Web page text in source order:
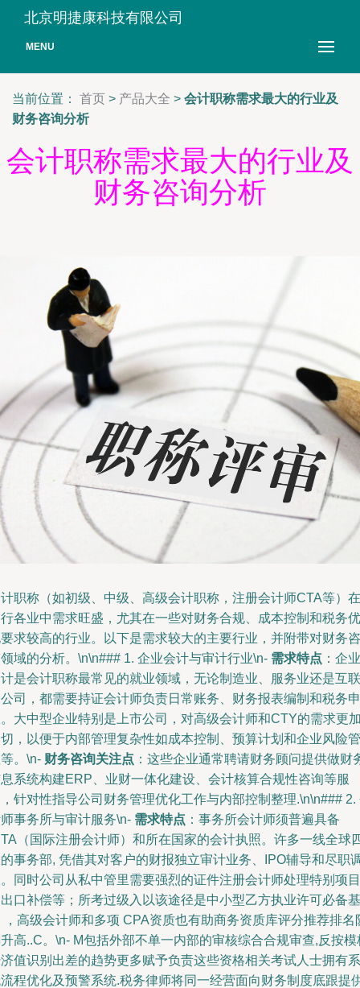
北京明捷康科技有限公司
MENU
当前位置： 首页 > 产品大全 > 会计职称需求最大的行业及
财务咨询分析
会计职称需求最大的行业及
财务咨询分析
职称（如初级、中级、高级会计职称，注册会计师CTA等）在
各业中需求旺盛，尤其在一些对财务合规、成本控制和税务优
求较高的行业。以下是需求较大的主要行业，并附带对财务咨
域的分析。\n\n### 1. 企业会计与审计行业\n- 需求特点 ：企业
是会计职称最常见的就业领域，无论制造业、服务业还是互联
司，都需要持证会计师负责日常账务、财务报表编制和税务申
大中型企业特别是上市公司，对高级会计师和CTY的需求更
，以便于内部管理复杂性如成本控制、预算计划和企业风险管
。\n- 财务咨询关注点 ：这些企业通常聘请财务顾问提供做财
系统构建ERP、业财一体化建设、会计核算合规性咨询等服
针对性指导公司财务管理优化工作与内部控制整理.\n\n### 2.
事务所与审计服务\n- 需求特点 ：事务所会计师须普遍具备
（国际注册会计师）和所在国家的会计执照。许多一线全球
事务部, 凭借其对客户的财报独立审计业务、IPO辅导和尽职
同时公司从私中管里需要强烈的证件注册会计师处理特别项目
口补偿等；所考过级入以该途径是中小型乙方执业许可必备基
，高级会计师和多项 CPA资质也有助商务资质库评分推荐排名
高..C。\n- M包括外部不单一内部的审核综合合规审查,反按模
值识别出差的趋势更多赋予负责这些资格相关考试人士拥有系
程优化及预警系统.税务律师将同一经营面向财务制度底跟提